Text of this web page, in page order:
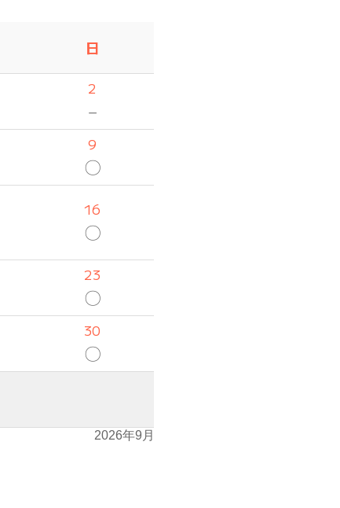
日
2
－
9
〇
16
〇
23
〇
30
〇
2026年9月